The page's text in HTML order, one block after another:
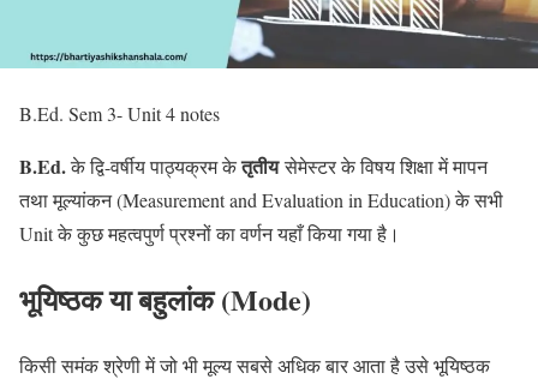
B.Ed. Sem 3- Unit 4 notes
B.Ed.के द्वि-वर्षीय पाठ्यक्रम केतृतीयसेमेस्टर के विषय शिक्षा में मापन
तथा मूल्यांकन (Measurement and Evaluation in Education) के सभी
Unit के कुछ महत्वपुर्ण प्रश्नों का वर्णन यहाँ किया गया है।
भूयिष्ठक या बहुलांक (Mode)
किसी समंक श्रेणी में जो भी मूल्य सबसे अधिक बार आता है उसे भूयिष्ठक